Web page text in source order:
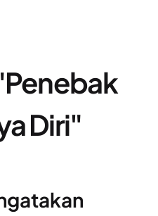
Diri"